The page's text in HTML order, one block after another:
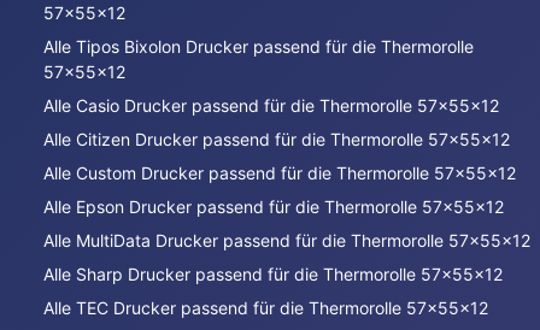
57x55x12
Alle Tipos Bixolon Drucker passend für die Thermorolle
57x55x12
Alle Casio Drucker passend für die Thermorolle 57x55x12
Alle Citizen Drucker passend für die Thermorolle 57x55x12
Alle Custom Drucker passend für die Thermorolle 57x55x12
Alle Epson Drucker passend für die Thermorolle 57x55x12
Alle MultiData Drucker passend für die Thermorolle 57x55x12
Alle Sharp Drucker passend für die Thermorolle 57x55x12
Alle TEC Drucker passend für die Thermorolle 57x55x12